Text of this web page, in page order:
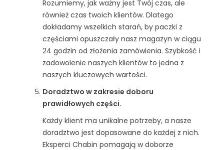
Rozumiemy, jak ważny jest Twój czas, ale
również czas twoich klientów. Dlatego
dokładamy wszelkich starań, by paczki z
częściami opuszczały nasz magazyn w ciągu
24 godzin od złożenia zamówienia. Szybkość i
zadowolenie naszych klientów to jedna z
naszych kluczowych wartości.
Doradztwo w zakresie doboru
prawidłowych części.
Każdy klient ma unikalne potrzeby, a nasze
doradztwo jest dopasowane do każdej z nich.
Eksperci Chabin pomagają w doborze